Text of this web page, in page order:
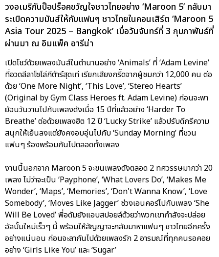
วงอเมริกันป็อปร็อคขวัญใจชาวไทยอย่าง ‘Maroon 5’ กลับมา
ระเบิดความมันส์ให้กับแฟนๆ ชาวไทยในคอนเสิร์ต ‘Maroon 5
Asia Tour 2025 – Bangkok’ เมื่อวันจันทร์ที่ 3 กุมภาพันธ์ที่
ผ่านมา ณ อิมแพ็ค อารีน่า
เปิดโชว์ด้วยเพลงมันส์ในตำนานอย่าง ‘Animals’ ที่ ‘Adam Levine’
ที่อวดลีลาโซโล่กีต้าร์สุดเท่ เรียกเสียงกรี๊ดจากผู้ชมกว่า 12,000 คน ต่อ
ด้วย ‘One More Night’, ‘This Love’, ‘Stereo Hearts’
(Original by Gym Class Heroes ft. Adam Levine) ก่อนจะพา
ย้อนวันวานไปกับเพลงดังเมื่อ 15 ปีที่แล้วอย่าง ‘Harder To
Breathe’ ต่อด้วยเพลงฮิต 12 ปี ‘Lucky Strike’ แล้วปรับดีกรีความ
สนุกให้เย็นลงแต่ยังคงอบอุ่นไปกับ ‘Sunday Morning’ ที่ชวน
แฟนๆ ร้องพร้อมกันไปตลอดทั้งเพลง
งานนี้นอกจาก Maroon 5 จะขนเพลงดังตลอด 2 ทศวรรษมากว่า 20
เพลง ไม่ว่าจะเป็น ‘Payphone’, ‘What Lovers Do’, ‘Makes Me
Wonder’, ‘Maps’, ‘Memories’, ‘Don't Wanna Know’, ‘Love
Somebody’, ‘Moves Like Jagger’ ช่วงเอนคอร์ไปกับเพลง ‘She
Will Be Loved’ พี่อดัมยังแอบสปอยล์ด้วยว่าพวกเขากำลังจะปล่อย
อัลบั้มใหม่เร็วๆ นี้ พร้อมให้สัญญาจะกลับมาหาแฟนๆ ชาวไทยอีกครั้ง
อย่างแน่นอน ก่อนจะลากันไปด้วยเพลงรัก 2 อารมณ์ที่ทุกคนรอคอย
อย่าง ‘Girls Like You’ และ ‘Sugar’